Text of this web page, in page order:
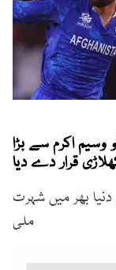
وسیم اکرم سے بڑا
قرار دے دیا
بھر میں شہرت
ملی